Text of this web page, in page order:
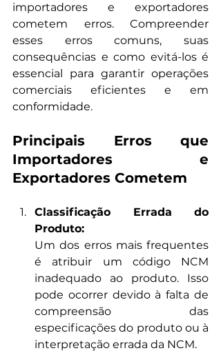
importadores e exportadores
cometem erros. Compreender
esses erros comuns, suas
consequências e como evitá-los é
essencial para garantir operações
comerciais eficientes e em
conformidade.
Principais Erros que
Importadores e
Exportadores Cometem
Classificação Errada do
Produto:
Um dos erros mais frequentes
é atribuir um código NCM
inadequado ao produto. Isso
pode ocorrer devido à falta de
compreensão das
especificações do produto ou à
interpretação errada da NCM.